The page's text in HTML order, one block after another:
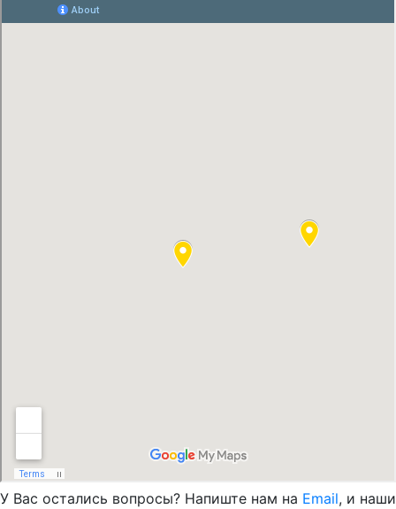
У Вас остались вопросы? Напиште нам на Email, и наши